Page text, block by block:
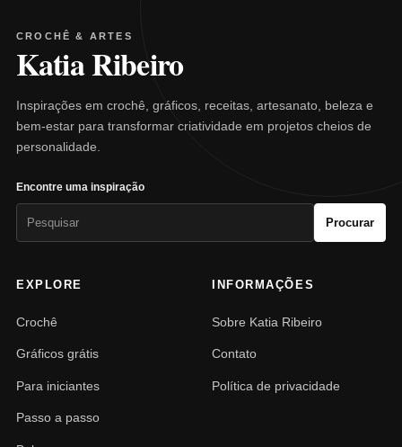
CROCHÊ & ARTES
Katia Ribeiro
Inspirações em crochê, gráficos, receitas, artesanato, beleza e
bem-estar para transformar criatividade em projetos cheios de
personalidade.
Encontre uma inspiração
Procurar
EXPLORE
Crochê
Gráficos grátis
Para iniciantes
Passo a passo
INFORMAÇÕES
Sobre Katia Ribeiro
Contato
Política de privacidade